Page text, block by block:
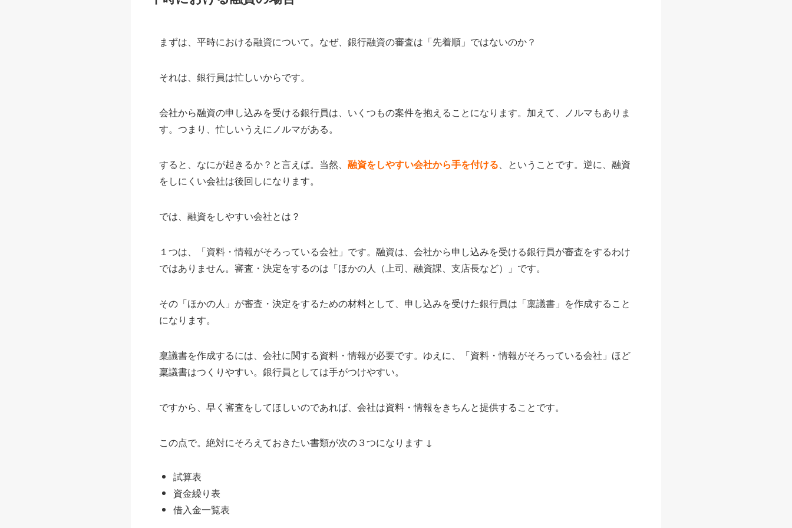
まずは、平時における融資について。なぜ、銀行融資の審査は「先着順」ではないのか？
それは、銀行員は忙しいからです。
会社から融資の申し込みを受ける銀行員は、いくつもの案件を抱えることになります。加えて、ノルマもありま
す。つまり、忙しいうえにノルマがある。
すると、なにが起きるか？と言えば。当然、 融資をしやすい会社から手を付ける、ということです。逆に、融資
をしにくい会社は後回しになります。
では、融資をしやすい会社とは？
１つは、「資料・情報がそろっている会社」です。融資は、会社から申し込みを受ける銀行員が審査をするわけ
ではありません。審査・決定をするのは「ほかの人（上司、融資課、支店長など）」です。
その「ほかの人」が審査・決定をするための材料として、申し込みを受けた銀行員は「稟議書」を作成すること
になります。
稟議書を作成するには、会社に関する資料・情報が必要です。ゆえに、「資料・情報がそろっている会社」ほど
稟議書はつくりやすい。銀行員としては手がつけやすい。
ですから、早く審査をしてほしいのであれば、会社は資料・情報をきちんと提供することです。
この点で。絶対にそろえておきたい書類が次の３つになります ↓
試算表
資金繰り表
借入金一覧表